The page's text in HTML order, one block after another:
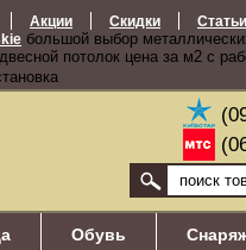
Акции Скидки Статьи
большой выбор
потолок цена за м2 с
Обувь